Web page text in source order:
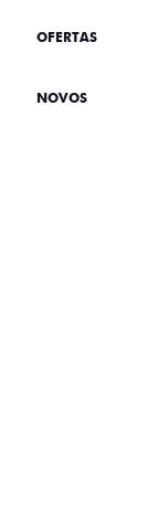
OFERTAS
NOVOS